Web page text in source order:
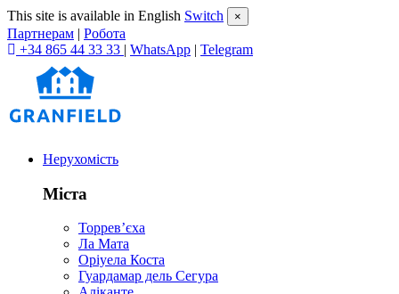
This site is available in English Switch ×
Партнерам | Робота
+34 865 44 33 33 | WhatsApp | Telegram
Нерухомість
Міста
Торревʼєха
Ла Мата
Оріуела Коста
Гуардамар дель Сегура